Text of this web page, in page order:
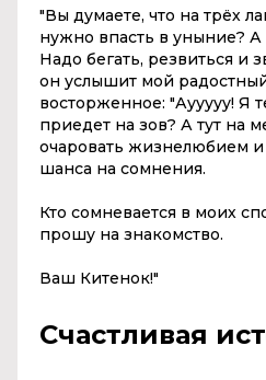
"Вы думаете, что на трёх
нужно впасть в уныние? А
Надо бегать, резвиться и
он услышит мой
восторженное: "Аууууу! Я
приедет на зов? А тут на
очаровать жизнелюбием
шанса на сомнения.
Кто сомневается в моих
прошу на знакомство.
Ваш Китенок!"
Счастливая